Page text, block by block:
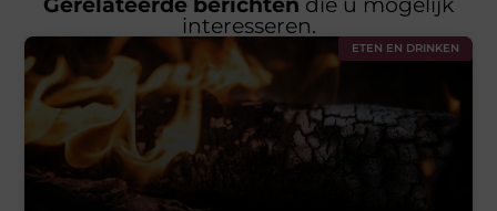
interesseren.
ETEN EN DRINKEN